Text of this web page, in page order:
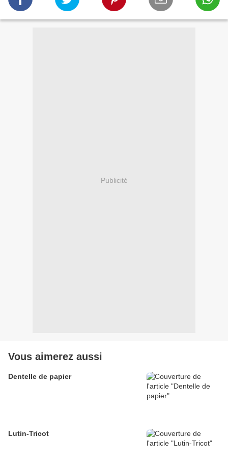
Publicité
Vous aimerez aussi
Dentelle de papier
Lutin-Tricot